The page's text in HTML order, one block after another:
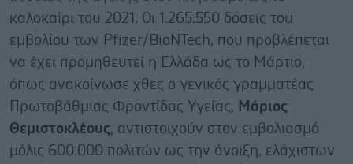
καλοκαίρι του 2021. Οι 1.265.550 δόσεις του
εμβολίου των Pfizer/BioNTech, που προβλέπεται
να έχει προμηθευτεί η Ελλάδα ως το Μάρτιο,
όπως ανακοίνωσε χθες ο γενικός γραμματέας
Πρωτοβάθμιας Φροντίδας Υγείας, Μάριος
Θεμιστοκλέους, αντιστοιχούν στον εμβολιασμό
μόλις 600.000 πολιτών ως την άνοιξη, ελάχιστων